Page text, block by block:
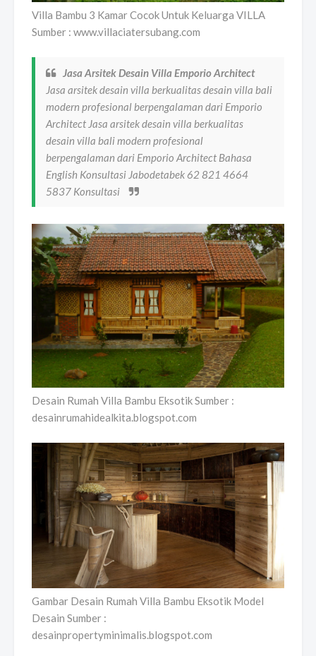
Villa Bambu 3 Kamar Cocok Untuk Keluarga VILLA
Sumber : www.villaciatersubang.com
Jasa Arsitek Desain Villa Emporio Architect
Jasa arsitek desain villa berkualitas desain villa bali
modern profesional berpengalaman dari Emporio
Architect Jasa arsitek desain villa berkualitas
desain villa bali modern profesional
berpengalaman dari Emporio Architect Bahasa
English Konsultasi Jabodetabek 62 821 4664
5837 Konsultasi
Desain Rumah Villa Bambu Eksotik Sumber :
desainrumahidealkita.blogspot.com
Gambar Desain Rumah Villa Bambu Eksotik Model
Desain Sumber :
desainpropertyminimalis.blogspot.com